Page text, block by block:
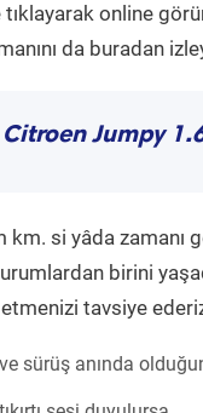
tıklayarak online
da buradan
Jumpy
km. si yâda zamanı
birini
tavsiye
sürüş anında